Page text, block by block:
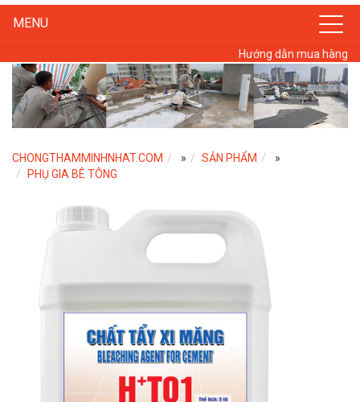
MENU
Hướng dẫn mua hàng
CHONGTHAMMINHNHAT.COM » SẢN PHẨM
»
PHỤ GIA BÊ TÔNG